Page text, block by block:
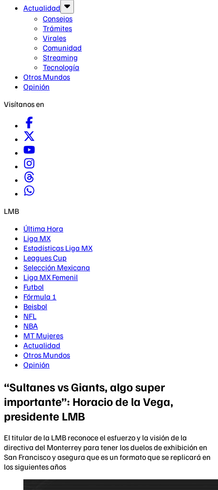
Actualidad
Consejos
Trámites
Virales
Comunidad
Streaming
Tecnología
Otros Mundos
Opinión
Visítanos en
LMB
Última Hora
Liga MX
Estadísticas Liga MX
Leagues Cup
Selección Mexicana
Liga MX Femenil
Futbol
Fórmula 1
Beisbol
NFL
NBA
MT Mujeres
Actualidad
Otros Mundos
Opinión
“Sultanes vs Giants, algo super
importante”: Horacio de la Vega,
presidente LMB
El titular de la LMB reconoce el esfuerzo y la visión de la
directiva del Monterrey para tener los duelos de exhibición en
San Francisco y asegura que es un formato que se replicará en
los siguientes años